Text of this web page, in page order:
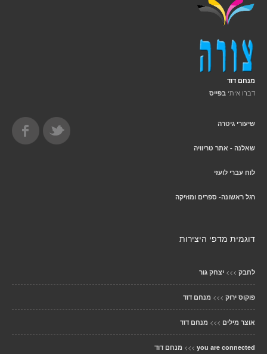
מנחם דוד
דברו איתי בפייס
שיעורי גיטרה
שאלנה - אתר טריוויה
לוח עברי לועזי
רגל ראשונה- ספרים ומוזיקה
דוגמית מדפי היצירות
לחבק >>> יצחק גור
פוקוס ירוק >>> מנחם דוד
אוצר מילים >>> מנחם דוד
you are connected
>>> מנחם דוד